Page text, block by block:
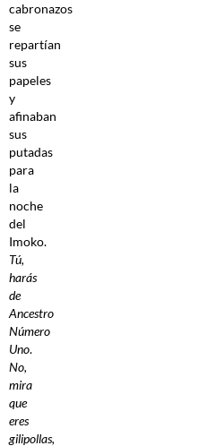
cabronazos
se
repartían
sus
papeles
y
afinaban
sus
putadas
para
la
noche
del
Imoko.
Tú,
harás
de
Ancestro
Número
Uno.
No,
mira
que
eres
gilipollas,